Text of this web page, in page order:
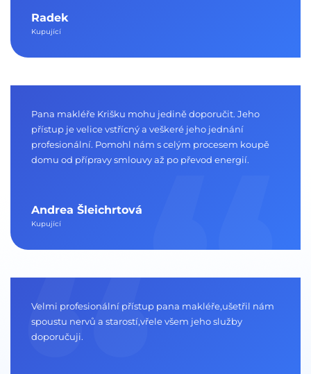
Radek
Kupující
Pana makléře Krišku mohu jedině doporučit. Jeho
přístup je velice vstřícný a veškeré jeho jednání
profesionální. Pomohl nám s celým procesem koupě
domu od přípravy smlouvy až po převod energií.
Andrea Šleichrtová
Kupující
Velmi profesionální přístup pana makléře,ušetřil nám
spoustu nervů a starostí,vřele všem jeho služby
doporučuji.